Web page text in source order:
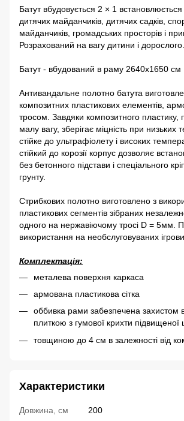
Батут вбудовується 2 × 1 встановлюється
дитячих майданчиків, дитячих садків,
майданчиків, громадських просторів і
Розрахований на вагу дитини і дорослого.
Батут - вбудований в раму 2640х1650 см
Антивандальне полотно батута
композитних пластикових елементів,
тросом. Завдяки композитного пластику,
малу вагу, зберігає міцність при низьких
стійке до ультрафіолету і високих
стійкий до корозії корпус дозволяє
без бетонного підстави і спеціального
грунту.
Стрибкових полотно виготовлено з
пластикових сегментів зібраних
одного на нержавіючому тросі D = 5мм.
використання на необслуговуваних
Комплектація:
металева поверхня каркаса
армована пластикова сітка
оббивка рами забезпечена захистом
плиткою з гумової крихти підвищеної
товщиною до 4 см в залежності від
Характеристики
Довжина, см
200